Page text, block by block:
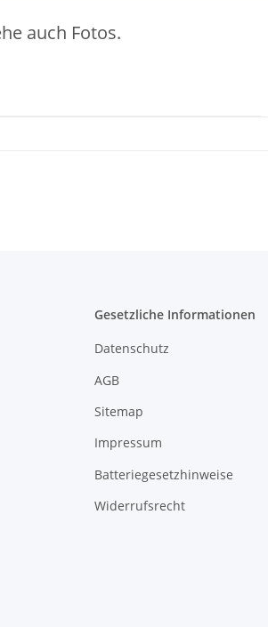
auch Fotos.
Gesetzliche Informationen
Datenschutz
AGB
Sitemap
Impressum
Batteriegesetzhinweise
Widerrufsrecht